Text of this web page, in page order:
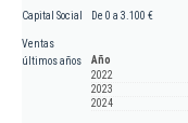
Capital Social De 0 a 3.100 €
Ventas
últimos años
Año
2022
2023
2024